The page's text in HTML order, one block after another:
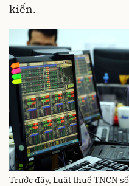
kiến.
Trước đây, Luật thuế TNCN